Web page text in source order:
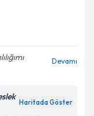
Devamı
Haritada Göster